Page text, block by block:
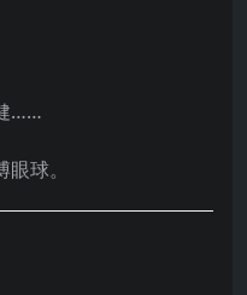
……
球。